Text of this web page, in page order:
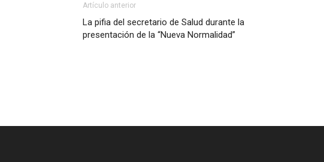
Artículo anterior
La pifia del secretario de Salud durante la
presentación de la “Nueva Normalidad”